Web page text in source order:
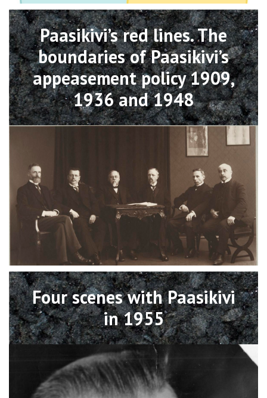
Paasikivi’s red lines. The
boundaries of Paasikivi’s
appeasement policy 1909,
1936 and 1948
Open
Four scenes with Paasikivi
in 1955
Open